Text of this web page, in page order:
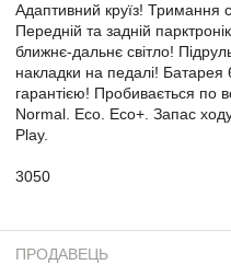
Адаптивний круїз! Тримання
Передній та задній
ближнє-дальнє світло!
накладки на педалі! Батарея
гарантією! Пробивається по
Normal. Eco. Eco+. Запас
Play.
3050
ПРОДАВЕЦЬ